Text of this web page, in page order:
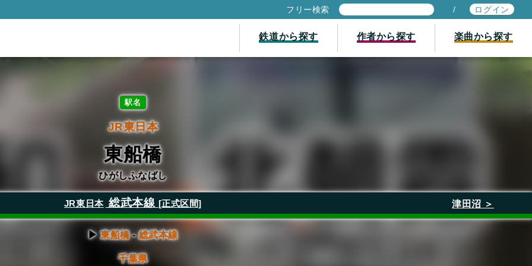
フリー検索 / ログイン
鉄道から探す 作者から探す 楽曲から探す
駅名
JR東日本
東船橋
ひがしふなばし
JR東日本 総武本線 [正式区間] 津田沼 ＞
▶東船橋-総武本線
千葉県